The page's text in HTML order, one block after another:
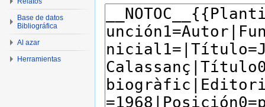
Base de datos
Bibliográfica
Al azar
Herramientas